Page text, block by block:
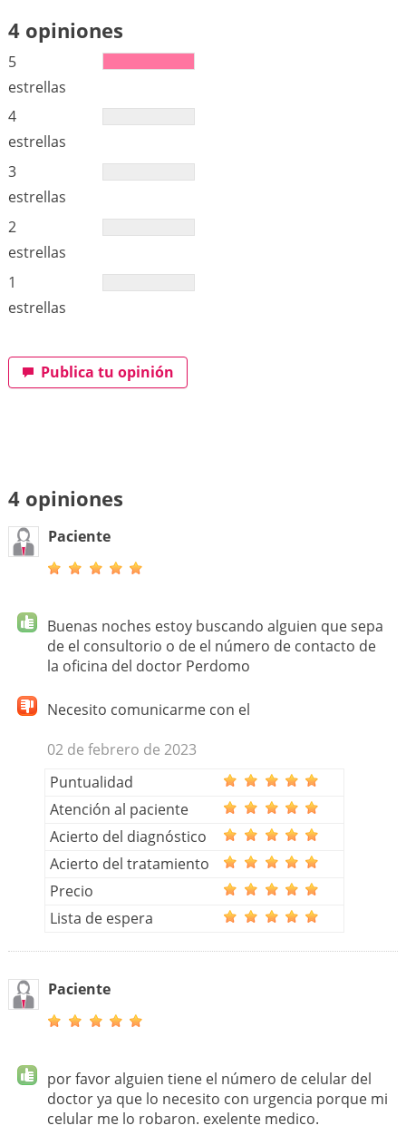
4 opiniones
5
estrellas
4
estrellas
3
estrellas
2
estrellas
1
estrellas
Publica tu opinión
4 opiniones
Paciente
Buenas noches estoy buscando alguien que sepa
de el consultorio o de el número de contacto de
la oficina del doctor Perdomo
Necesito comunicarme con el
02 de febrero de 2023
Puntualidad
Atención al paciente
Acierto del diagnóstico
Acierto del tratamiento
Precio
Lista de espera
Paciente
por favor alguien tiene el número de celular del
doctor ya que lo necesito con urgencia porque mi
celular me lo robaron. exelente medico.